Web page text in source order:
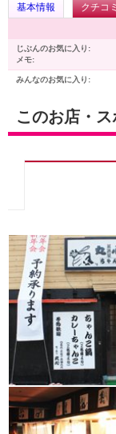
基本情報 クチコ
じぶんのお気に入り:
メモ:
みんなのお気に入り:
このお店・